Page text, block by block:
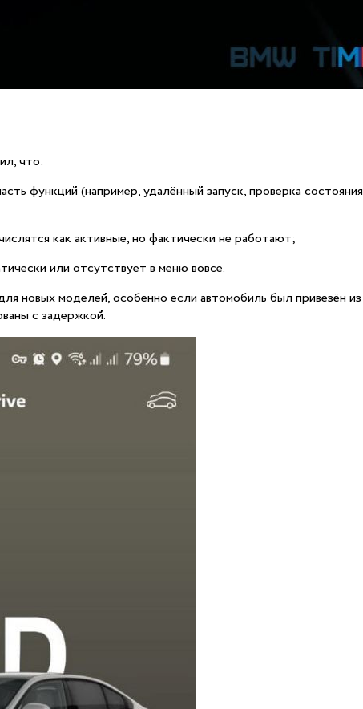
что:
функций (например, удалённый запуск, проверка состояния
как активные, но фактически не работают;
или отсутствует в меню вовсе.
новых моделей, особенно если автомобиль был привезён из
с задержкой.